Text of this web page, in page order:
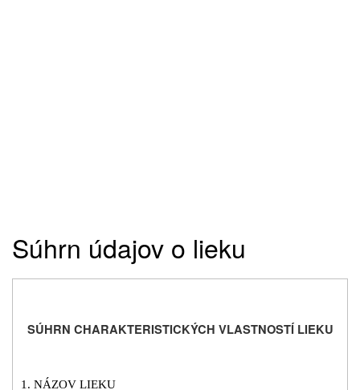
Súhrn údajov o lieku
SÚHRN CHARAKTERISTICKÝCH VLASTNOSTÍ LIEKU
1. NÁZOV LIEKU